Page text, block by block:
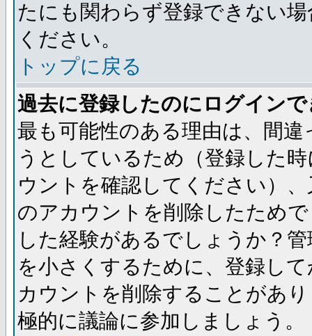
たにも関わらず登録できない
ください。
トップに戻る
過去に登録したのにログイン
最も可能性のある理由は、間
うとしているため（登録した
ウントを確認してください）
のアカウントを削除したため
した経験があるでしょうか？
を小さくするために、登録し
カウントを削除することがあ
極的に議論に参加しましょう。